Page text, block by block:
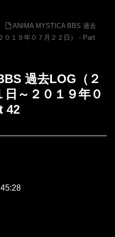
ANIMA MYSTICA BBS 過去
０１９年０７月２２日） - Part
過去LOG（２
日～２０１９年０
42